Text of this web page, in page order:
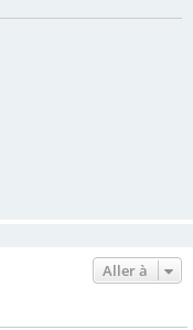
Aller à